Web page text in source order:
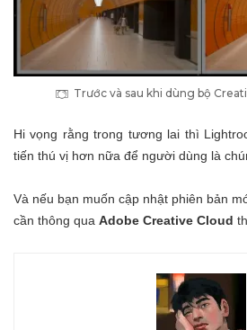
Trước và sau khi dùng bộ
Hi vọng rằng trong tương lai thì
tiến thú vị hơn nữa để người dùng là
Và nếu bạn muốn cập nhật phiên bản
cần thông qua Adobe Creative Cloud